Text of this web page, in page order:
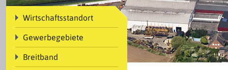
Wirtschaftsstandort
Gewerbegebiete
Breitband